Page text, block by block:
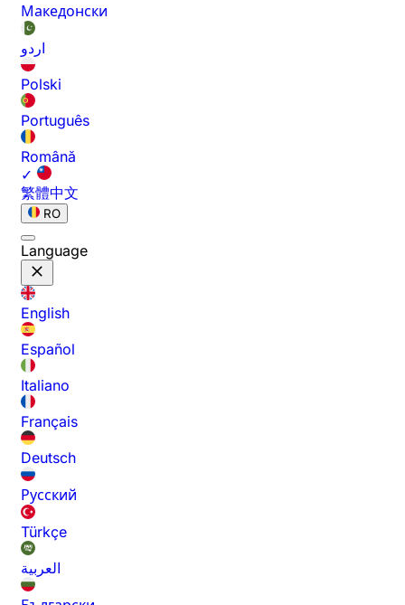
Македонски
اردو
Polski
Português
Română
✓
繁體中文
RO
Language
English
Español
Italiano
Français
Deutsch
Русский
Türkçe
العربية